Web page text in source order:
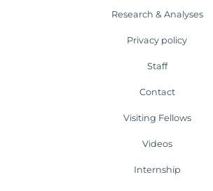
Research & Analyses
Privacy policy
Staff
Contact
Visiting Fellows
Videos
Internship